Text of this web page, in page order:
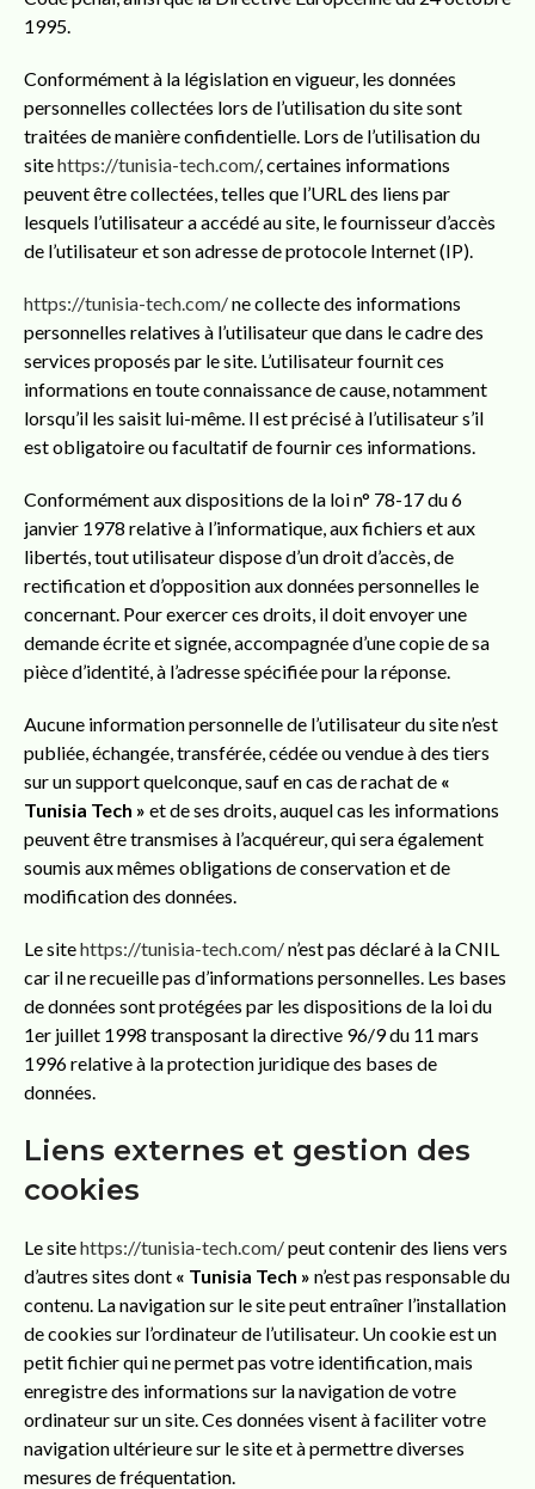
1995.
Conformément à la législation en vigueur, les données
personnelles collectées lors de l’utilisation du site sont
traitées de manière confidentielle. Lors de l’utilisation du
sitehttps://tunisia-tech.com/, certaines informations
peuvent être collectées, telles que l’URL des liens par
lesquels l’utilisateur a accédé au site, le fournisseur d’accès
de l’utilisateur et son adresse de protocole Internet (IP).
https://tunisia-tech.com/ne collecte des informations
personnelles relatives à l’utilisateur que dans le cadre des
services proposés par le site. L’utilisateur fournit ces
informations en toute connaissance de cause, notamment
lorsqu’il les saisit lui-même. Il est précisé à l’utilisateur s’il
est obligatoire ou facultatif de fournir ces informations.
Conformément aux dispositions de la loi n° 78-17 du 6
janvier 1978 relative à l’informatique, aux fichiers et aux
libertés, tout utilisateur dispose d’un droit d’accès, de
rectification et d’opposition aux données personnelles le
concernant. Pour exercer ces droits, il doit envoyer une
demande écrite et signée, accompagnée d’une copie de sa
pièce d’identité, à l’adresse spécifiée pour la réponse.
Aucune information personnelle de l’utilisateur du site n’est
publiée, échangée, transférée, cédée ou vendue à des tiers
sur un support quelconque, sauf en cas de rachat de «
Tunisia Tech » et de ses droits, auquel cas les informations
peuvent être transmises à l’acquéreur, qui sera également
soumis aux mêmes obligations de conservation et de
modification des données.
Le sitehttps://tunisia-tech.com/n’est pas déclaré à la CNIL
car il ne recueille pas d’informations personnelles. Les bases
de données sont protégées par les dispositions de la loi du
1er juillet 1998 transposant la directive 96/9 du 11 mars
1996 relative à la protection juridique des bases de
données.
Liens externes et gestion des
cookies
Le sitehttps://tunisia-tech.com/peut contenir des liens vers
d’autres sites dont « Tunisia Tech » n’est pas responsable du
contenu. La navigation sur le site peut entraîner l’installation
de cookies sur l’ordinateur de l’utilisateur. Un cookie est un
petit fichier qui ne permet pas votre identification, mais
enregistre des informations sur la navigation de votre
ordinateur sur un site. Ces données visent à faciliter votre
navigation ultérieure sur le site et à permettre diverses
mesures de fréquentation.